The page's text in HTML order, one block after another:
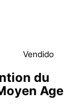
Vendido
du
Age